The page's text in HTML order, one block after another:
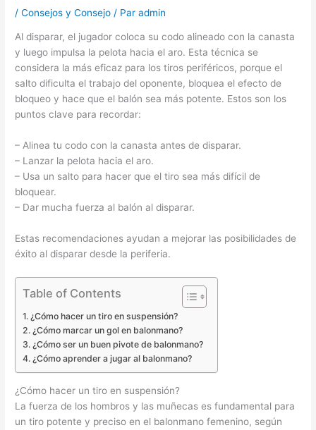
/Consejos y Consejo / Paradmin
Al disparar, el jugador coloca su codo alineado con la canasta
y luego impulsa la pelota hacia el aro. Esta técnica se
considera la más eficaz para los tiros periféricos, porque el
salto dificulta el trabajo del oponente, bloquea el efecto de
bloqueo y hace que el balón sea más potente. Estos son los
puntos clave para recordar:
– Alinea tu codo con la canasta antes de disparar.
– Lanzar la pelota hacia el aro.
– Usa un salto para hacer que el tiro sea más difícil de
bloquear.
– Dar mucha fuerza al balón al disparar.
Estas recomendaciones ayudan a mejorar las posibilidades de
éxito al disparar desde la periferia.
Table of Contents
¿Cómo hacer un tiro en suspensión?
¿Cómo marcar un gol en balonmano?
¿Cómo ser un buen pivote de balonmano?
¿Cómo aprender a jugar al balonmano?
¿Cómo hacer un tiro en suspensión?
La fuerza de los hombros y las muñecas es fundamental para
un tiro potente y preciso en el balonmano femenino, según